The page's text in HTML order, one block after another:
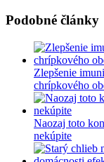
Podobné články
Zlepšenie
chrípkového
Naozaj toto
nekúpite